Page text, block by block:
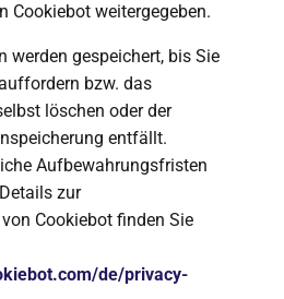
Cookiebot weitergegeben.
werden gespeichert, bis Sie
bzw. das
löschen oder der
entfällt.
Aufbewahrungsfristen
zur
Cookiebot finden Sie
de/privacy-